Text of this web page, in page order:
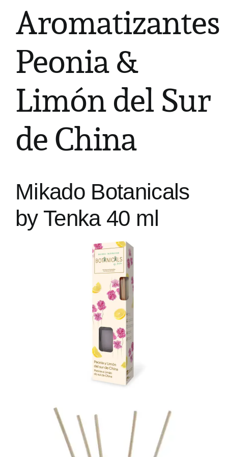
Aromatizantes
Peonia &
Limón del Sur
de China
Mikado Botanicals
by Tenka 40 ml